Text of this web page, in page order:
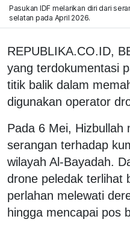
Pasukan IDF melarikan diri dari
selatan pada April 2026.
REPUBLIKA.CO.ID,
yang terdokumentasi
titik balik dalam
digunakan operator
Pada 6 Mei, Hizbullah
serangan terhadap
wilayah Al-Bayadah.
drone peledak terlihat
perlahan melewati
hingga mencapai pos